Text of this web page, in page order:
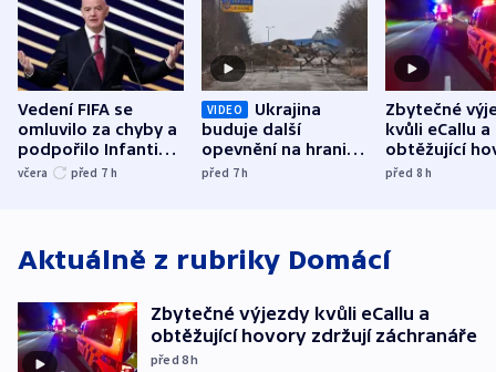
Vedení FIFA se
omluvilo za chyby a
podpořilo Infantina.
UEFA trvá na
včera před 7 h
VIDEO
Ukrajina
buduje další
opevnění na hranici
s Běloruskem
před 7h
Zbytečné
kvůli eCallu a
obtěžující
zdržují
před 8h
Aktuálně z rubriky Domácí
Zbytečné výjezdy kvůli eCallu a
obtěžující hovory zdržují záchranáře
před 8h